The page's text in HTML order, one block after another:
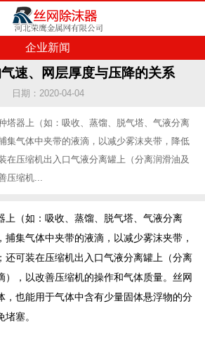
企业新闻
速、网层厚度与压降的关系
日期：2020-04-04
塔器上（如：吸收、蒸馏、脱气塔、气液分离
集气体中夹带的液滴，以减少雾沫夹带，降低
在压缩机出入口气液分离罐上（分离润滑油及
压缩机...
上（如：吸收、蒸馏、脱气塔、气液分离
集气体中夹带的液滴，以减少雾沫夹带，
还可装在压缩机出入口气液分离罐上（分离
），以改善压缩机的操作和气体质量。丝网
，也能用于气体中含有少量固体悬浮物的分
塞。